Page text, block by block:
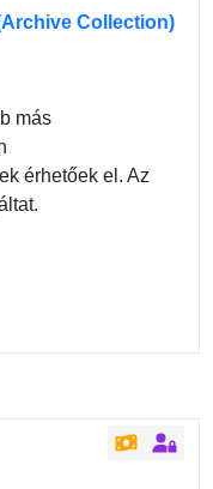
Collection)
más
érhetőek el. Az